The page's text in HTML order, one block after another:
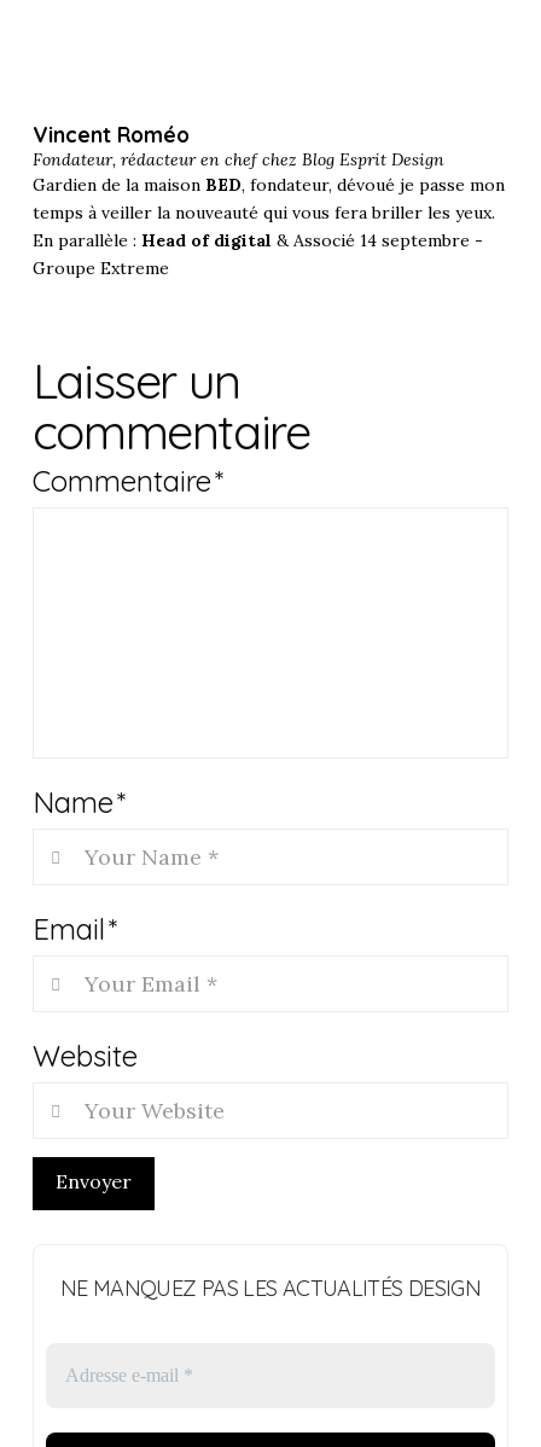
Vincent Roméo
Fondateur, rédacteur en chef chez Blog Esprit Design
Gardien de la maison BED, fondateur, dévoué je passe mon
temps à veiller la nouveauté qui vous fera briller les yeux.
En parallèle : Head of digital & Associé 14 septembre -
Groupe Extreme
Laisser un
commentaire
Commentaire*
Name*
Email*
Website
Envoyer
NE MANQUEZ PAS LES ACTUALITÉS DESIGN